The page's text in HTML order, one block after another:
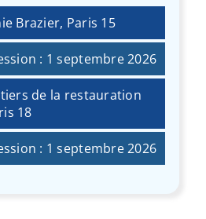
Brazier, Paris 15
: 1 septembre 2026
de la restauration
18
: 1 septembre 2026